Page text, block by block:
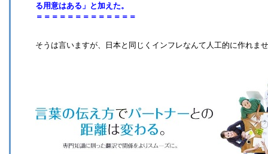
る用意はある」と加えた。
＝＝＝＝＝＝＝＝＝＝＝＝＝
そうは言いますが、日本と同じくインフレなんて人工的に作れま